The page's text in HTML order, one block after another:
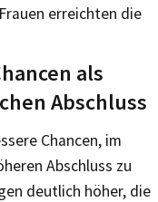
erreichten die
als
Abschluss
Chancen, im
Abschluss zu
deutlich höher, die